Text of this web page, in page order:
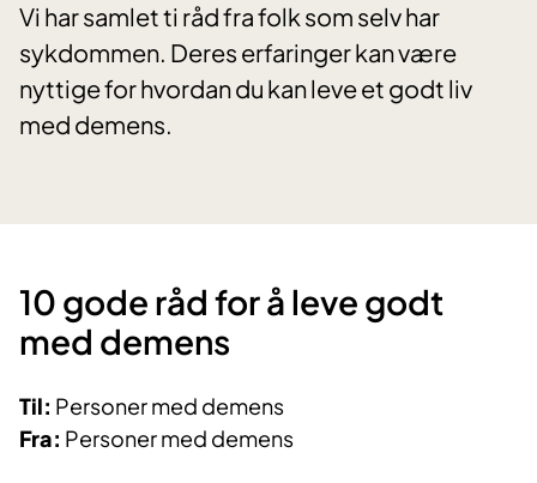
Vi har samlet ti råd fra folk som selv har
sykdommen. Deres erfaringer kan være
nyttige for hvordan du kan leve et godt liv
med demens.
10 gode råd for å leve godt
med demens​​​​​
Til: Personer med demens
Fra: Personer med demens​